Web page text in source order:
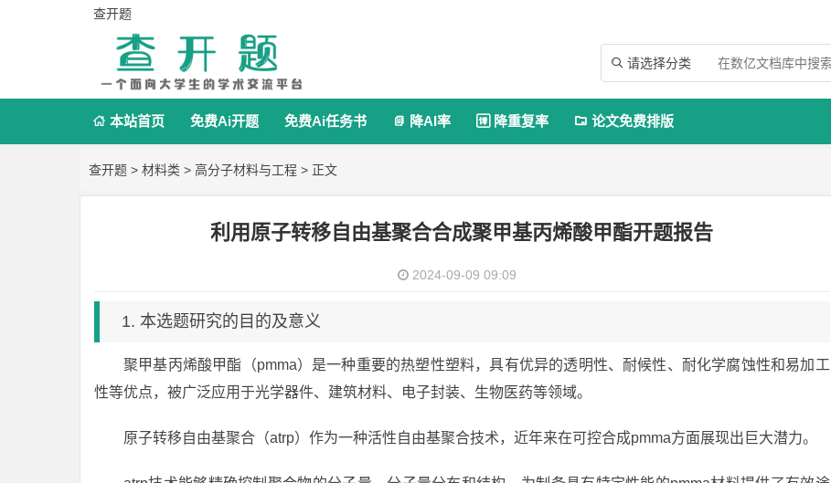
查开题
 请选择分类
 本站首页 免费Ai开题 免费Ai任务书  降AI率  降重复率  论文免费排版
查开题 > 材料类 > 高分子材料与工程 > 正文
利用原子转移自由基聚合合成聚甲基丙烯酸甲酯开题报告
2024-09-09 09:09
1. 本选题研究的目的及意义
聚甲基丙烯酸甲酯（pmma）是一种重要的热塑性塑料，具有优异的透明性、耐候性、耐化学腐蚀性和易加工
性等优点，被广泛应用于光学器件、建筑材料、电子封装、生物医药等领域。
原子转移自由基聚合（atrp）作为一种活性自由基聚合技术，近年来在可控合成pmma方面展现出巨大潜力。